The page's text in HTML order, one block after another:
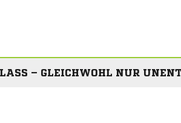
– GLEICHWOHL NUR